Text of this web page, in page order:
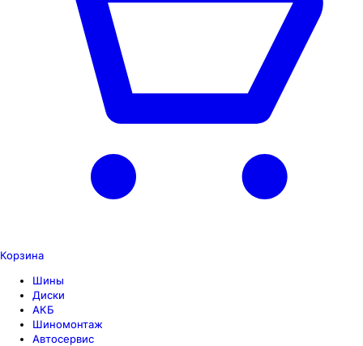
Корзина
Шины
Диски
АКБ
Шиномонтаж
Автосервис